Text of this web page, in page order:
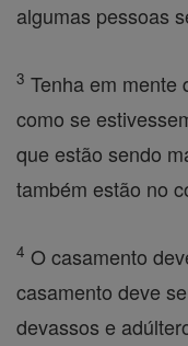
algumas pessoas
3 Tenha em mente
como se
que estão sendo
também estão no
4 O casamento
casamento deve
devassos e